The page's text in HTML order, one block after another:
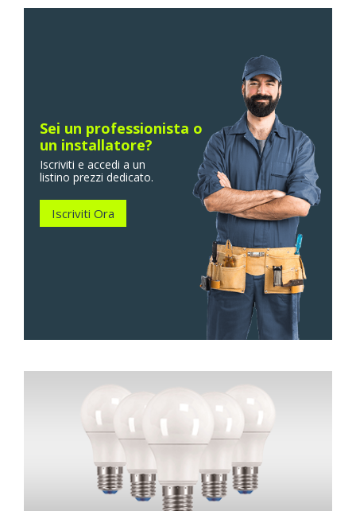
Sei un professionista o
un installatore?
Iscriviti e accedi a un
listino prezzi dedicato.
Iscriviti Ora